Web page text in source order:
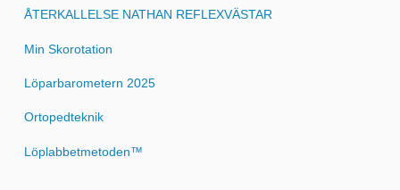
ÅTERKALLELSE NATHAN REFLEXVÄSTAR
Min Skorotation
Löparbarometern 2025
Ortopedteknik
Löplabbetmetoden™